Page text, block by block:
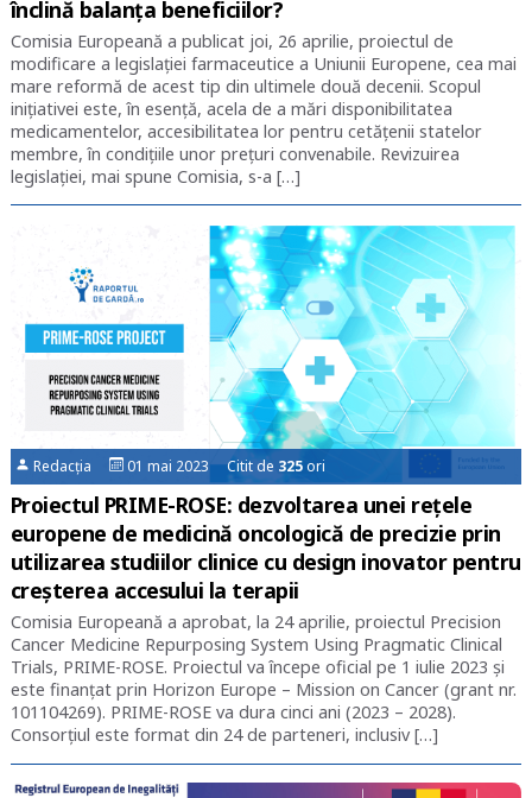
înclină balanța beneficiilor?
Comisia Europeană a publicat joi, 26 aprilie, proiectul de
modificare a legislației farmaceutice a Uniunii Europene, cea mai
mare reformă de acest tip din ultimele două decenii. Scopul
inițiativei este, în esență, acela de a mări disponibilitatea
medicamentelor, accesibilitatea lor pentru cetățenii statelor
membre, în condițiile unor prețuri convenabile. Revizuirea
legislației, mai spune Comisia, s-a […]
Redacția 01 mai 2023 Citit de 325ori
Proiectul PRIME-ROSE: dezvoltarea unei rețele
europene de medicină oncologică de precizie prin
utilizarea studiilor clinice cu design inovator pentru
creșterea accesului la terapii
Comisia Europeană a aprobat, la 24 aprilie, proiectul Precision
Cancer Medicine Repurposing System Using Pragmatic Clinical
Trials, PRIME-ROSE. Proiectul va începe oficial pe 1 iulie 2023 și
este finanțat prin Horizon Europe – Mission on Cancer (grant nr.
101104269). PRIME-ROSE va dura cinci ani (2023 – 2028).
Consorțiul este format din 24 de parteneri, inclusiv […]